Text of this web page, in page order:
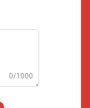
0/1000